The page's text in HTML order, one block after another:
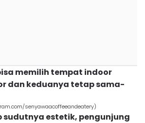
memilih tempat indoor
dan keduanya tetap sama-
senyawaacoffeeandeatery)
sudutnya estetik, pengunjung